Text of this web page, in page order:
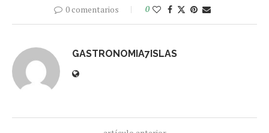
0 comentarios 0
GASTRONOMIA7ISLAS